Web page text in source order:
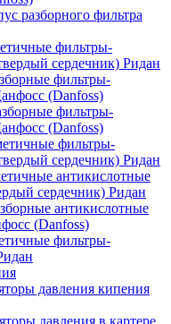
разборного фильтра
фильтры-
сердечник) Ридан
фильтры-
(Danfoss)
фильтры-
(Danfoss)
фильтры-
сердечник) Ридан
антикислотные
сердечник) Ридан
антикислотные
(Danfoss)
фильтры-
давления кипения
давления в картере